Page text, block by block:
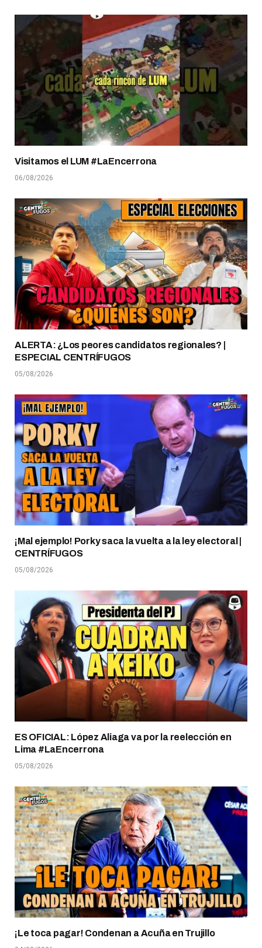
Visitamos el LUM #LaEncerrona
06/08/2026
ALERTA: ¿Los peores candidatos regionales? |
ESPECIAL CENTRÍFUGOS
05/08/2026
¡Mal ejemplo! Porky saca la vuelta a la ley electoral |
CENTRÍFUGOS
05/08/2026
ES OFICIAL: López Aliaga va por la reelección en
Lima #LaEncerrona
05/08/2026
¡Le toca pagar! Condenan a Acuña en Trujillo